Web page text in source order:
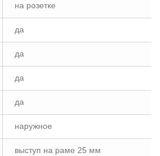
на розетке
да
да
да
да
наружное
выступ на раме 25 мм